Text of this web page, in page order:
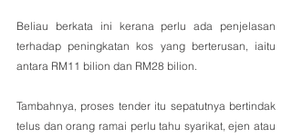
Beliau berkata ini kerana perlu ada penjelasan
terhadap peningkatan kos yang berterusan, iaitu
antara RM11 bilion dan RM28 bilion.
Tambahnya, proses tender itu sepatutnya bertindak
telus dan orang ramai perlu tahu syarikat, ejen atau